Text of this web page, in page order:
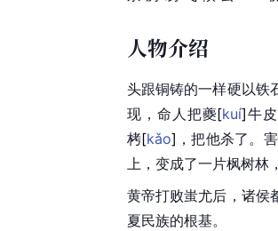
人物介绍
头跟铜铸的一样硬以铁
现，命人把夔[kuí]牛
栲[kǎo] ，把他杀了。
上，变成了一片枫树林
黄帝打败蚩尤后，诸侯
夏民族的根基。